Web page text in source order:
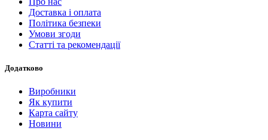
Доставка і оплата
Політика безпеки
Умови згоди
Статті та рекомендації
Додатково
Виробники
Як купити
Карта сайту
Новини